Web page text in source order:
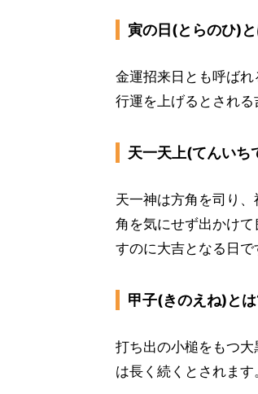
寅の日(とらのひ)
金運招来日とも呼ば
行運を上げるとされる
天一天上(てんいち
天一神は方角を司り
角を気にせず出かけ
すのに大吉となる日で
甲子(きのえね)と
打ち出の小槌をもつ
は長く続くとされます